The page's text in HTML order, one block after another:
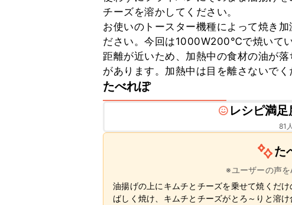
チーズを溶かしてください。
お使いのトースター機種によって焼き
ださい。今回は1000W200℃で焼いて
距離が近いため、加熱中の食材の油が
があります。加熱中は目を離さないでく
たべれぽ
レシピ満足
81
た
※ユーザーの声
油揚げの上にキムチとチーズを乗せて焼くだけ
ばしく焼け、キムチとチーズがとろ～りと溶